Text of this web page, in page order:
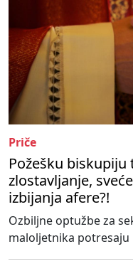
Priče
Požešku biskupiju
zlostavljanje,
izbijanja afere?!
Ozbiljne optužbe za
maloljetnika potresaju